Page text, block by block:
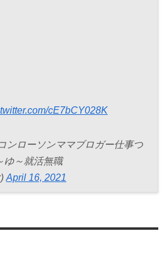
cE7bCY028K
ンローソンママブロガー仕事つ
ゆ～就活無職
April 16, 2021